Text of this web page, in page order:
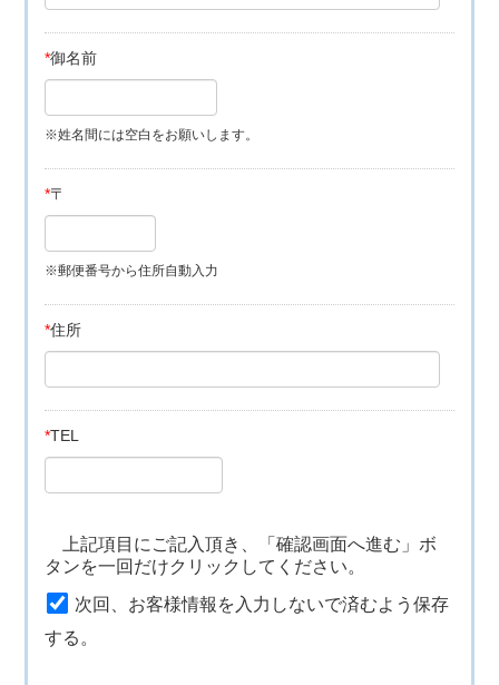
*御名前
※姓名間には空白をお願いします。
*〒
※郵便番号から住所自動入力
*住所
*TEL
上記項目にご記入頂き、「確認画面へ進む」ボ
タンを一回だけクリックしてください。
次回、お客様情報を入力しないで済むよう保存
する。